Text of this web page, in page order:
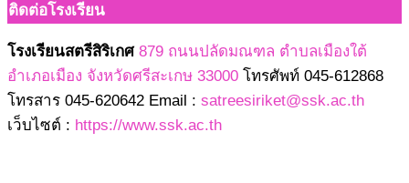
ติดต่อโรงเรียน
โรงเรียนสตรีสิริเกศ 879 ถนนปลัดมณฑล ตำบลเมืองใต้
อำเภอเมือง จังหวัดศรีสะเกษ 33000 โทรศัพท์ 045-612868
โทรสาร 045-620642 Email : satreesiriket@ssk.ac.th
เว็บไซต์ : https://www.ssk.ac.th